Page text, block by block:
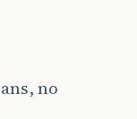
no